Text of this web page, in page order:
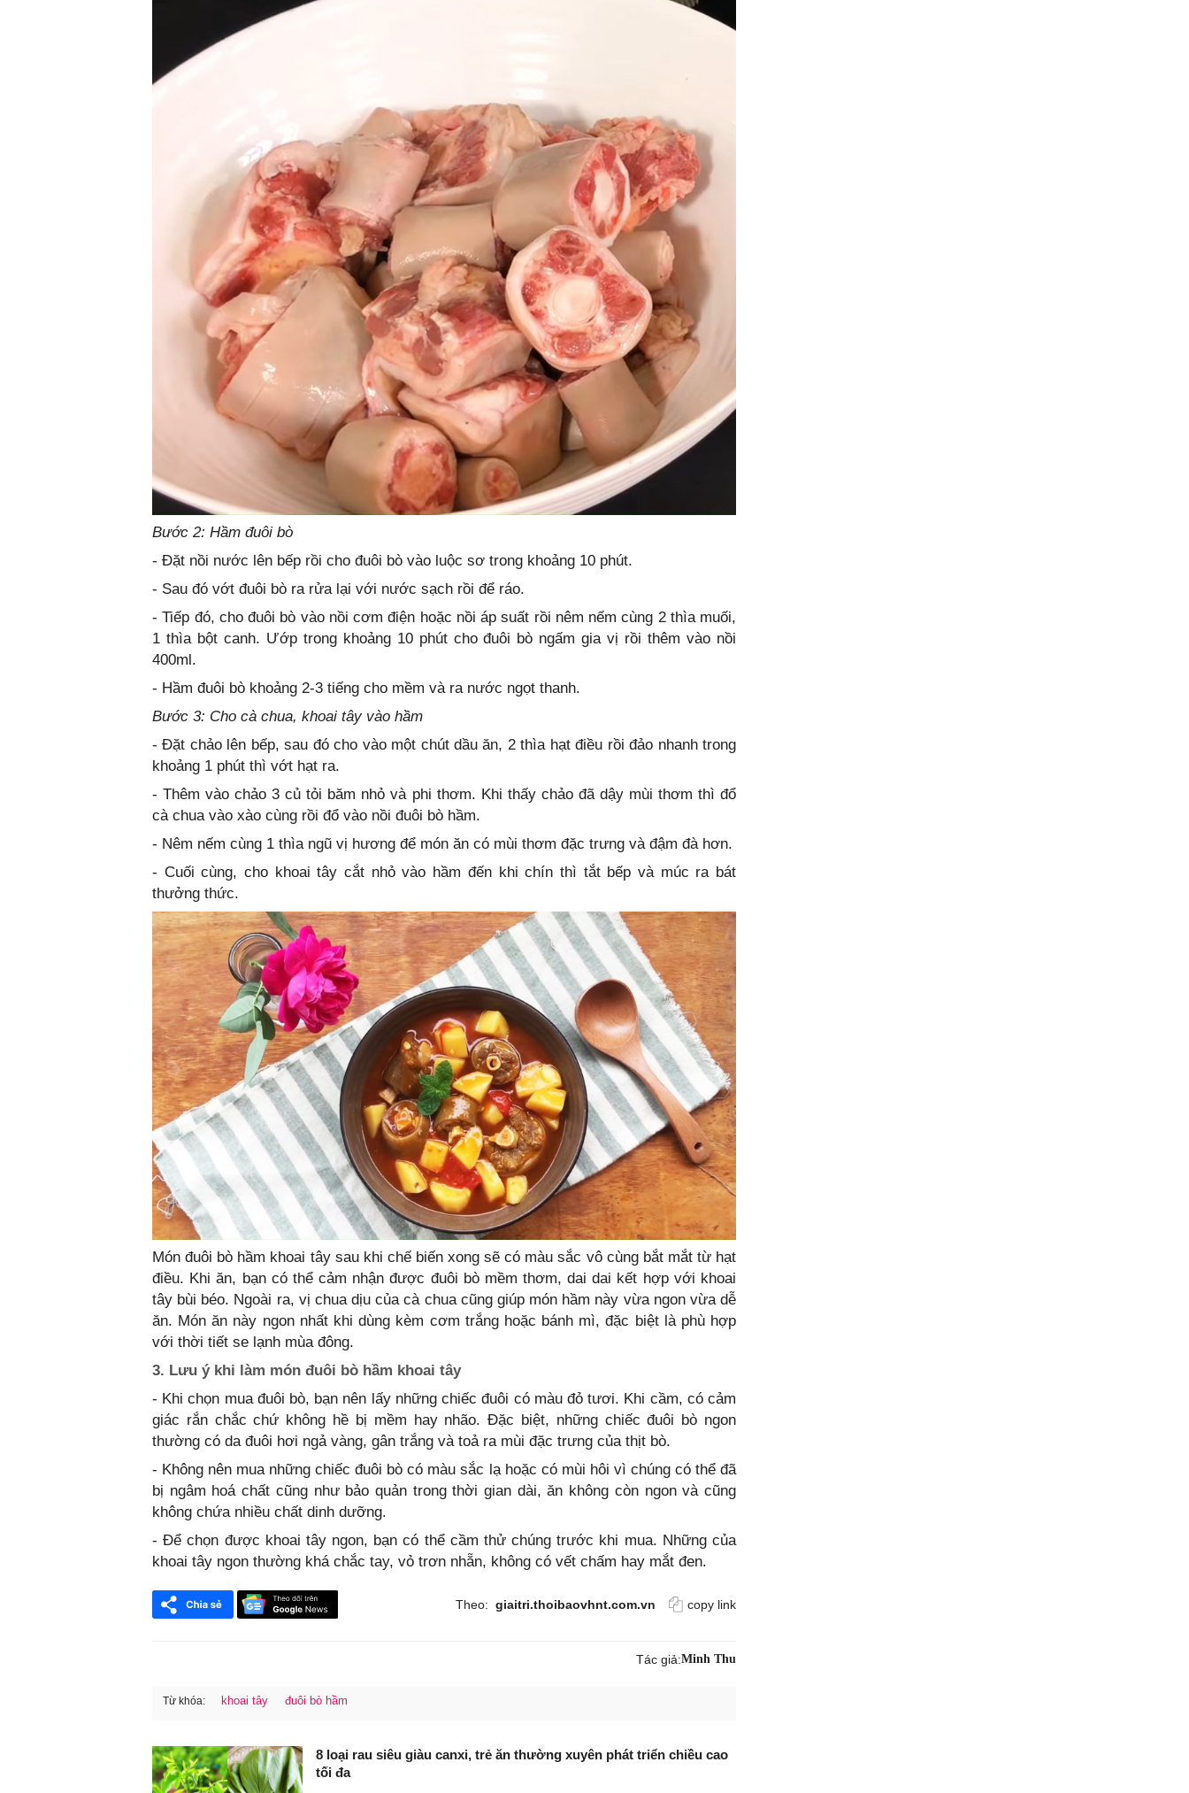
Bước 2: Hầm đuôi bò
- Đặt nồi nước lên bếp rồi cho đuôi bò vào luộc sơ trong khoảng 10 phút.
- Sau đó vớt đuôi bò ra rửa lại với nước sạch rồi để ráo.
- Tiếp đó, cho đuôi bò vào nồi cơm điện hoặc nồi áp suất rồi nêm nếm cùng 2 thìa muối,
1 thìa bột canh. Ướp trong khoảng 10 phút cho đuôi bò ngấm gia vị rồi thêm vào nồi
400ml.
- Hầm đuôi bò khoảng 2-3 tiếng cho mềm và ra nước ngọt thanh.
Bước 3: Cho cà chua, khoai tây vào hầm
- Đặt chảo lên bếp, sau đó cho vào một chút dầu ăn, 2 thìa hạt điều rồi đảo nhanh trong
khoảng 1 phút thì vớt hạt ra.
- Thêm vào chảo 3 củ tỏi băm nhỏ và phi thơm. Khi thấy chảo đã dậy mùi thơm thì đổ
cà chua vào xào cùng rồi đổ vào nồi đuôi bò hầm.
- Nêm nếm cùng 1 thìa ngũ vị hương để món ăn có mùi thơm đặc trưng và đậm đà hơn.
- Cuối cùng, cho khoai tây cắt nhỏ vào hầm đến khi chín thì tắt bếp và múc ra bát
thưởng thức.
Món đuôi bò hầm khoai tây sau khi chế biến xong sẽ có màu sắc vô cùng bắt mắt từ hạt
điều. Khi ăn, bạn có thể cảm nhận được đuôi bò mềm thơm, dai dai kết hợp với khoai
tây bùi béo. Ngoài ra, vị chua dịu của cà chua cũng giúp món hầm này vừa ngon vừa dễ
ăn. Món ăn này ngon nhất khi dùng kèm cơm trắng hoặc bánh mì, đặc biệt là phù hợp
với thời tiết se lạnh mùa đông.
3. Lưu ý khi làm món đuôi bò hầm khoai tây
- Khi chọn mua đuôi bò, bạn nên lấy những chiếc đuôi có màu đỏ tươi. Khi cầm, có cảm
giác rắn chắc chứ không hề bị mềm hay nhão. Đặc biệt, những chiếc đuôi bò ngon
thường có da đuôi hơi ngả vàng, gân trắng và toả ra mùi đặc trưng của thịt bò.
- Không nên mua những chiếc đuôi bò có màu sắc lạ hoặc có mùi hôi vì chúng có thể đã
bị ngâm hoá chất cũng như bảo quản trong thời gian dài, ăn không còn ngon và cũng
không chứa nhiều chất dinh dưỡng.
- Để chọn được khoai tây ngon, bạn có thể cầm thử chúng trước khi mua. Những của
khoai tây ngon thường khá chắc tay, vỏ trơn nhẵn, không có vết chấm hay mắt đen.
Theo: giaitri.thoibaovhnt.com.vn copy link
Tác giả:Minh Thu
Từ khóa: khoai tây đuôi bò hầm
8 loại rau siêu giàu canxi, trẻ ăn thường xuyên phát triển chiều cao
tối đa